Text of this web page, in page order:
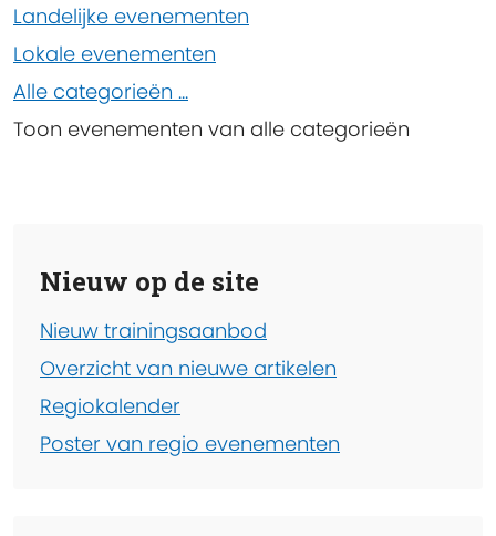
Landelijke evenementen
Lokale evenementen
Alle categorieën ...
Toon evenementen van alle categorieën
Nieuw op de site
Nieuw trainingsaanbod
Overzicht van nieuwe artikelen
Regiokalender
Poster van regio evenementen